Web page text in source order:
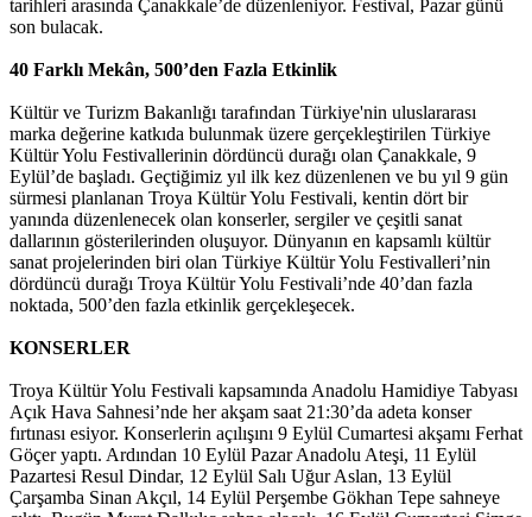
tarihleri arasında Çanakkale’de düzenleniyor. Festival, Pazar günü
son bulacak.
40 Farklı Mekân, 500’den Fazla Etkinlik
Kültür ve Turizm Bakanlığı tarafından Türkiye'nin uluslararası
marka değerine katkıda bulunmak üzere gerçekleştirilen Türkiye
Kültür Yolu Festivallerinin dördüncü durağı olan Çanakkale, 9
Eylül’de başladı. Geçtiğimiz yıl ilk kez düzenlenen ve bu yıl 9 gün
sürmesi planlanan Troya Kültür Yolu Festivali, kentin dört bir
yanında düzenlenecek olan konserler, sergiler ve çeşitli sanat
dallarının gösterilerinden oluşuyor. Dünyanın en kapsamlı kültür
sanat projelerinden biri olan Türkiye Kültür Yolu Festivalleri’nin
dördüncü durağı Troya Kültür Yolu Festivali’nde 40’dan fazla
noktada, 500’den fazla etkinlik gerçekleşecek.
KONSERLER
Troya Kültür Yolu Festivali kapsamında Anadolu Hamidiye Tabyası
Açık Hava Sahnesi’nde her akşam saat 21:30’da adeta konser
fırtınası esiyor. Konserlerin açılışını 9 Eylül Cumartesi akşamı Ferhat
Göçer yaptı. Ardından 10 Eylül Pazar Anadolu Ateşi, 11 Eylül
Pazartesi Resul Dindar, 12 Eylül Salı Uğur Aslan, 13 Eylül
Çarşamba Sinan Akçıl, 14 Eylül Perşembe Gökhan Tepe sahneye